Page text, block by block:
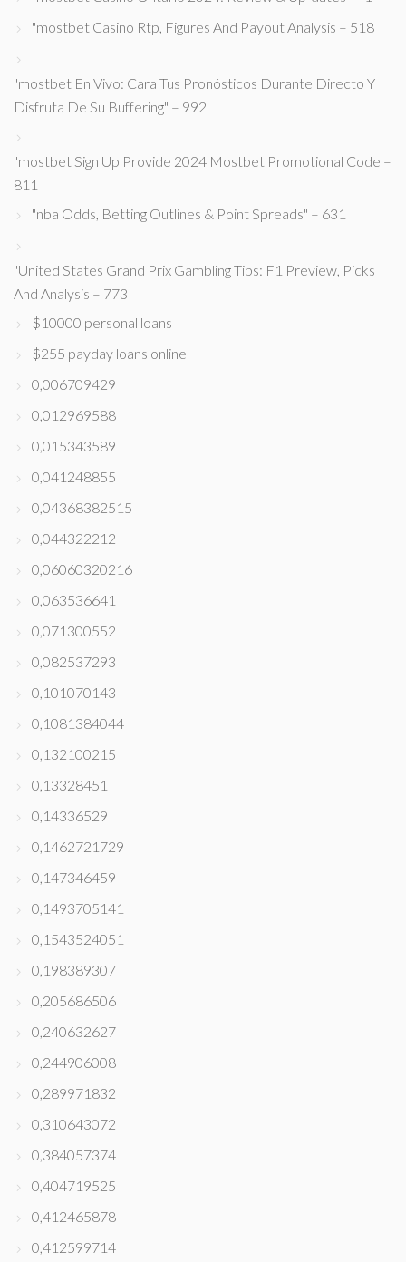
"mostbet Casino Rtp, Figures And Payout Analysis – 518
"mostbet En Vivo: Cara Tus Pronósticos Durante Directo Y
Disfruta De Su Buffering" – 992
"mostbet Sign Up Provide 2024 Mostbet Promotional Code –
811
"nba Odds, Betting Outlines & Point Spreads" – 631
"United States Grand Prix Gambling Tips: F1 Preview, Picks
And Analysis – 773
$10000 personal loans
$255 payday loans online
0,006709429
0,012969588
0,015343589
0,041248855
0,04368382515
0,044322212
0,06060320216
0,063536641
0,071300552
0,082537293
0,101070143
0,1081384044
0,132100215
0,13328451
0,14336529
0,1462721729
0,147346459
0,1493705141
0,1543524051
0,198389307
0,205686506
0,240632627
0,244906008
0,289971832
0,310643072
0,384057374
0,404719525
0,412465878
0,412599714